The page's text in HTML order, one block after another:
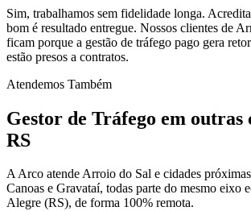
Sim, trabalhamos sem fidelidade longa.
bom é resultado entregue. Nossos clientes de
ficam porque a gestão de tráfego pago gera
estão presos a contratos.
Atendemos Também
Gestor de Tráfego em outras
RS
A Arco atende Arroio do Sal e cidades
Canoas e Gravataí, todas parte do mesmo eixo
Alegre (RS), de forma 100% remota.